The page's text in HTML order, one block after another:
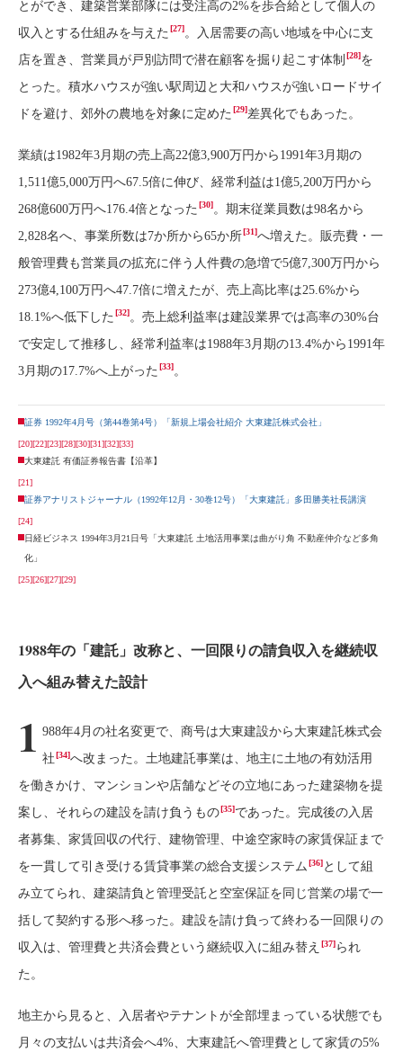
とができ、建築営業部隊には受注高の2%を歩合給として個人の
収入とする仕組みを与えた [27]。入居需要の高い地域を中心に支
店を置き、営業員が戸別訪問で潜在顧客を掘り起こす体制 [28]を
とった。積水ハウスが強い駅周辺と大和ハウスが強いロードサイ
ドを避け、郊外の農地を対象に定めた [29]差異化でもあった。
業績は1982年3月期の売上高22億3,900万円から1991年3月期の
1,511億5,000万円へ67.5倍に伸び、経常利益は1億5,200万円から
268億600万円へ176.4倍となった [30]。期末従業員数は98名から
2,828名へ、事業所数は7か所から65か所 [31]へ増えた。販売費・一
般管理費も営業員の拡充に伴う人件費の急増で5億7,300万円から
273億4,100万円へ47.7倍に増えたが、売上高比率は25.6%から
18.1%へ低下した [32]。売上総利益率は建設業界では高率の30%台
で安定して推移し、経常利益率は1988年3月期の13.4%から1991年
3月期の17.7%へ上がった [33]。
証券 1992年4月号（第44巻第4号）「新規上場会社紹介 大東建託株式会社」
[20][22][23][28][30][31][32][33]
大東建託 有価証券報告書【沿革】
[21]
証券アナリストジャーナル（1992年12月・30巻12号）「大東建託」多田勝美社長講演
[24]
日経ビジネス 1994年3月21日号「大東建託 土地活用事業は曲がり角 不動産仲介など多角
化」
[25][26][27][29]
1988年の「建託」改称と、一回限りの請負収入を継続収
入へ組み替えた設計
1 988年4月の社名変更で、商号は大東建設から大東建託株式会
社 [34]へ改まった。土地建託事業は、地主に土地の有効活用
を働きかけ、マンションや店舗などその立地にあった建築物を提
案し、それらの建設を請け負うもの[35]であった。完成後の入居
者募集、家賃回収の代行、建物管理、中途空家時の家賃保証まで
を一貫して引き受ける賃貸事業の総合支援システム[36]として組
み立てられ、建築請負と管理受託と空室保証を同じ営業の場で一
括して契約する形へ移った。建設を請け負って終わる一回限りの
収入は、管理費と共済会費という継続収入に組み替え [37]られ
た。
地主から見ると、入居者やテナントが全部埋まっている状態でも
月々の支払いは共済会へ4%、大東建託へ管理費として家賃の5%